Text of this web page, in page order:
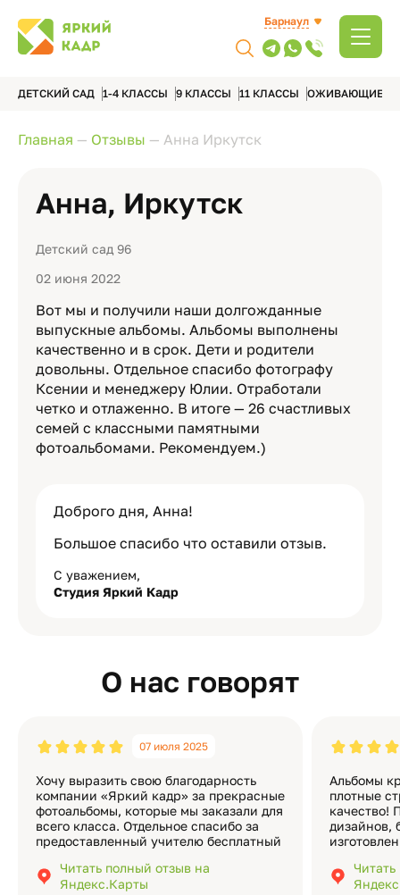
Барнаул
ДЕТСКИЙ САД 1-4 КЛАССЫ 9 КЛАССЫ 11 КЛАССЫ ОЖИВАЮЩИЕ
Главная — Отзывы — Анна Иркутск
Анна, Иркутск
Детский сад 96
02 июня 2022
Вот мы и получили наши долгожданные
выпускные альбомы. Альбомы выполнены
качественно и в срок. Дети и родители
довольны. Отдельное спасибо фотографу
Ксении и менеджеру Юлии. Отработали
четко и отлаженно. В итоге — 26 счастливых
семей с классными памятными
фотоальбомами. Рекомендуем.)
Доброго дня, Анна!
Большое спасибо что оставили отзыв.
С уважением,
Студия Яркий Кадр
О нас говорят
07 июля 2025
Хочу выразить свою благодарность
компании «Яркий кадр» за прекрасные
фотоальбомы, которые мы заказали для
всего класса. Отдельное спасибо за
предоставленный учителю бесплатный
подчёркивает значимость события.
Качество альбомов на высшем уровне:
Читать полный отзыв на
Яндекс.Карты
Альбомы
плотные
качество!
дизайнов,
добавить